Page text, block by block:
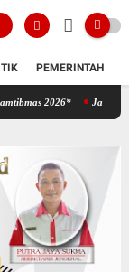
PEMERINTAH
Kalbar Gelar